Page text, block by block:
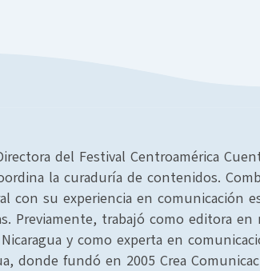
del Festival Centroamérica
la curaduría de contenidos.
con su experiencia en comunicación
Previamente, trabajó como editora en
y como experta en
donde fundó en 2005 Crea